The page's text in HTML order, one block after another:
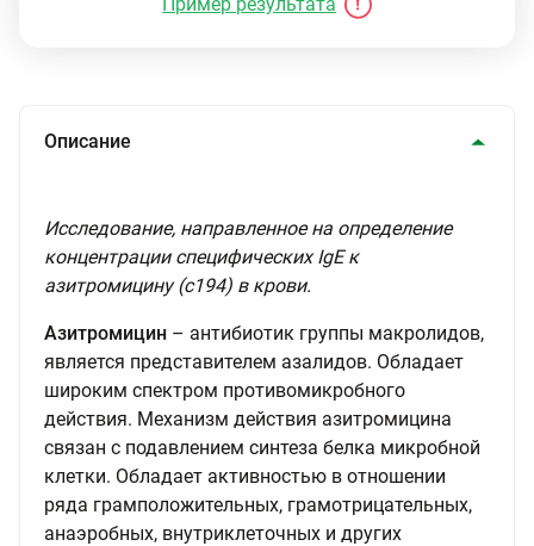
Описание
Исследование, направленное на определение
концентрации специфических IgE к
азитромицину (с194) в крови.
Азитромицин – антибиотик группы макролидов,
является представителем азалидов. Обладает
широким спектром противомикробного
действия. Механизм действия азитромицина
связан с подавлением синтеза белка микробной
клетки. Обладает активностью в отношении
ряда грамположительных, грамотрицательных,
анаэробных, внутриклеточных и других